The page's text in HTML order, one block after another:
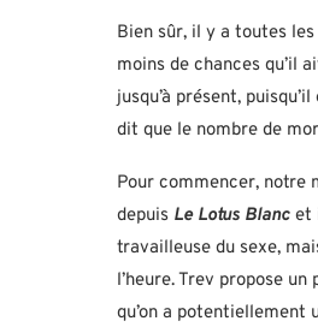
Bien sûr, il y a toutes
moins de chances qu’il
jusqu’à présent,
dit que le nombre de
Pour commencer, notre
depuis Le Lotus Blanc et
travailleuse du sexe,
l’heure. Trev propose
qu’on a potentiellement